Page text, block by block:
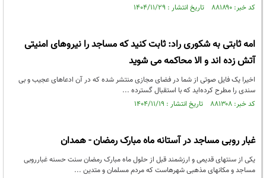
کد خبر: ۸۸۱۸۹۰ تاریخ انتشار : ۱۴۰۴/۱۱/۲۹
امه ثابتی به شکوری راد: ثابت کنید که مساجد را نیروهای امنیتی
آتش زده اند و الا محاکمه می شوید
اخیرا یک فایل صوتی از شما در فضای مجازی منتشر شده که در آن ادعاهای عجیب و بی
سندی را مطرح کرده‌اید که با استقبال گسترده ...
کد خبر: ۸۸۱۳۰۸ تاریخ انتشار : ۱۴۰۴/۱۱/۱۹
غبار روبی مساجد در آستانه ماه مبارک رمضان - همدان
یکی از سنتهای قدیمی و ارزشمند قبل از حلول ماه مبارک رمضان سنت حسنه غبارروبی
مساجد و مکانهای مذهبی شهرهاست که مردم مسلمان و متدین ...